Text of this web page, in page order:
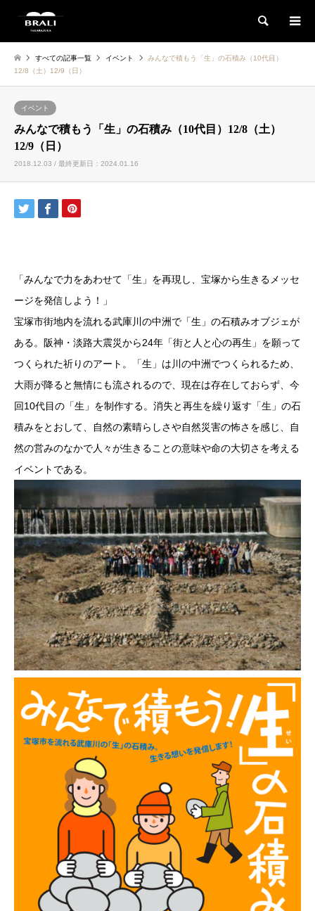
検索
すべての記事一覧 イベント
みんなで積もう「生」の石積み（10代目）
12/8（土）12/9（日）
イベント
みんなで積もう「生」の石積み（10代目）12/8（土）
12/9（日）
2018.12.03 / 最終更新日：2024.01.16
「みんなで力をあわせて「生」を再現し、宝塚から生きるメッセ
ージを発信しよう！」
宝塚市街地内を流れる武庫川の中洲で「生」の石積みオブジェが
ある。阪神・淡路大震災から24年「街と人と心の再生」を願って
つくられた祈りのアート。「生」は川の中洲でつくられるため、
大雨が降ると無情にも流されるので、現在は存在しておらず、今
回10代目の「生」を制作する。消失と再生を繰り返す「生」の石
積みをとおして、自然の素晴らしさや自然災害の怖さを感じ、自
然の営みのなかで人々が生きることの意味や命の大切さを考える
イベントである。